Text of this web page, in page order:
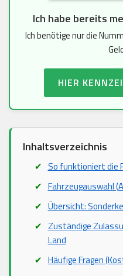
Ich habe bereits
Ich benötige nur die
HIER
Inhaltsverzeichnis
So funktioniert die
Fahrzeugauswahl
Übersicht:
Zuständige
Land
Häufige Fragen